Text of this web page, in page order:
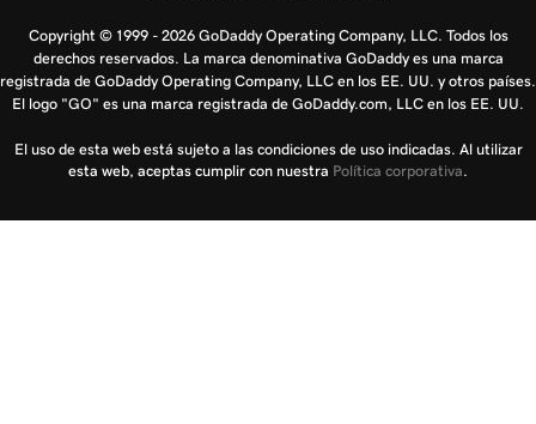
Copyright © 1999 - 2026 GoDaddy Operating Company, LLC. Todos los
derechos reservados. La marca denominativa GoDaddy es una marca
registrada de GoDaddy Operating Company, LLC en los EE. UU. y otros países.
El logo "GO" es una marca registrada de GoDaddy.com, LLC en los EE. UU.
El uso de esta web está sujeto a las condiciones de uso indicadas. Al utilizar
esta web, aceptas cumplir con nuestra Política corporativa.